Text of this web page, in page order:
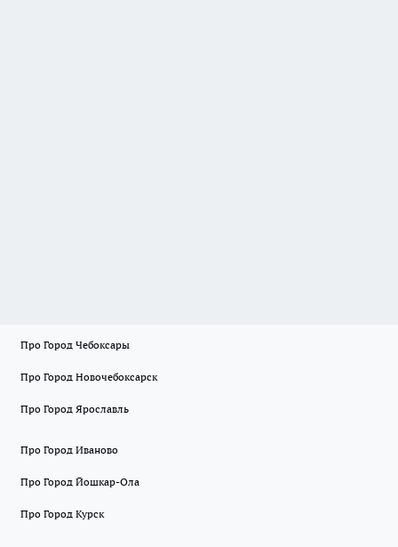
Про Город Чебоксары
Про Город Новочебоксарск
Про Город Ярославль
Про Город Иваново
Про Город Йошкар-Ола
Про Город Курск